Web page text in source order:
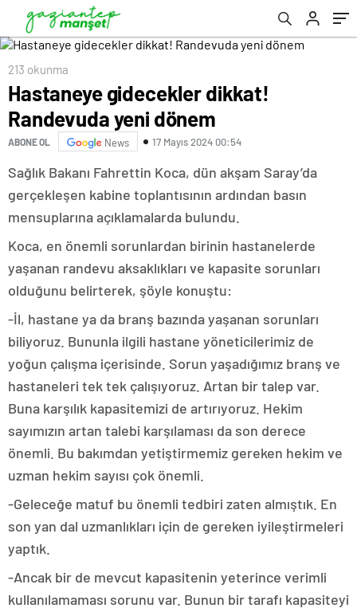
213 okunma
Hastaneye gidecekler dikkat!
Randevuda yeni dönem
ABONE OL News 17 Mayıs 2024 00:54
Sağlık Bakanı Fahrettin Koca, dün akşam Saray’da
gerçekleşen kabine toplantısının ardından basın
mensuplarına açıklamalarda bulundu.
Koca, en önemli sorunlardan birinin hastanelerde
yaşanan randevu aksaklıkları ve kapasite sorunları
olduğunu belirterek, şöyle konuştu:
-İl, hastane ya da branş bazında yaşanan sorunları
biliyoruz. Bununla ilgili hastane yöneticilerimiz de
yoğun çalışma içerisinde. Sorun yaşadığımız branş ve
hastaneleri tek tek çalışıyoruz. Artan bir talep var.
Buna karşılık kapasitemizi de artırıyoruz. Hekim
sayımızın artan talebi karşılaması da son derece
önemli. Bu bakımdan yetiştirmemiz gereken hekim ve
uzman hekim sayısı çok önemli.
-Geleceğe matuf bu önemli tedbiri zaten almıştık. En
son yan dal uzmanlıkları için de gereken iyileştirmeleri
yaptık.
-Ancak bir de mevcut kapasitenin yeterince verimli
kullanılamaması sorunu var. Bunun bir tarafı kapasiteyi